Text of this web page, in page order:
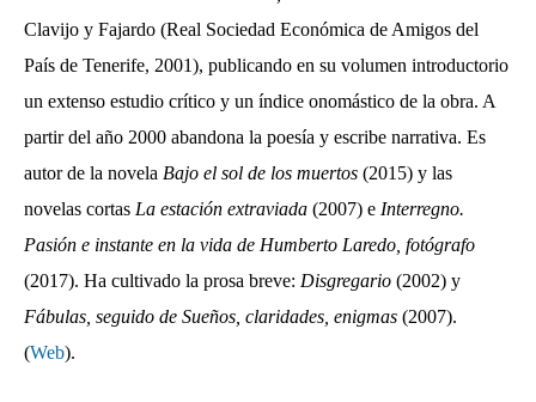
Clavijo y Fajardo (Real Sociedad Económica de Amigos del
País de Tenerife, 2001), publicando en su volumen introductorio
un extenso estudio crítico y un índice onomástico de la obra. A
partir del año 2000 abandona la poesía y escribe narrativa. Es
autor de la novela Bajo el sol de los muertos (2015) y las
novelas cortas La estación extraviada (2007) e Interregno.
Pasión e instante en la vida de Humberto Laredo, fotógrafo
(2017). Ha cultivado la prosa breve: Disgregario (2002) y
Fábulas, seguido de Sueños, claridades, enigmas (2007).
(Web).